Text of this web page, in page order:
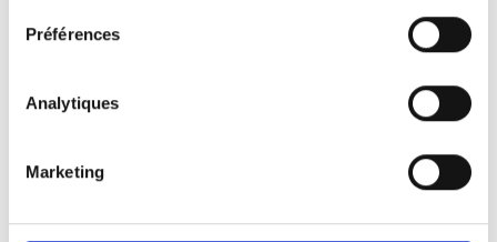
Préférences
Analytiques
Marketing
La Belgique est hyperdiverse : 1
migratoires. Leurs besoins numériques